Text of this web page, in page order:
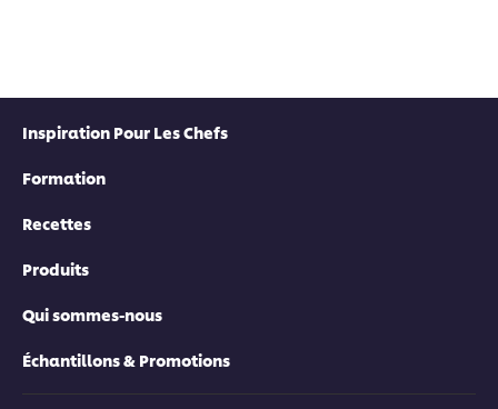
Inspiration Pour Les Chefs
Formation
Recettes
Produits
Qui sommes-nous
Échantillons & Promotions